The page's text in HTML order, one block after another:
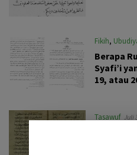
Fikih,
Berapa
Syafi’i
19, atau
Tasawuf Juli